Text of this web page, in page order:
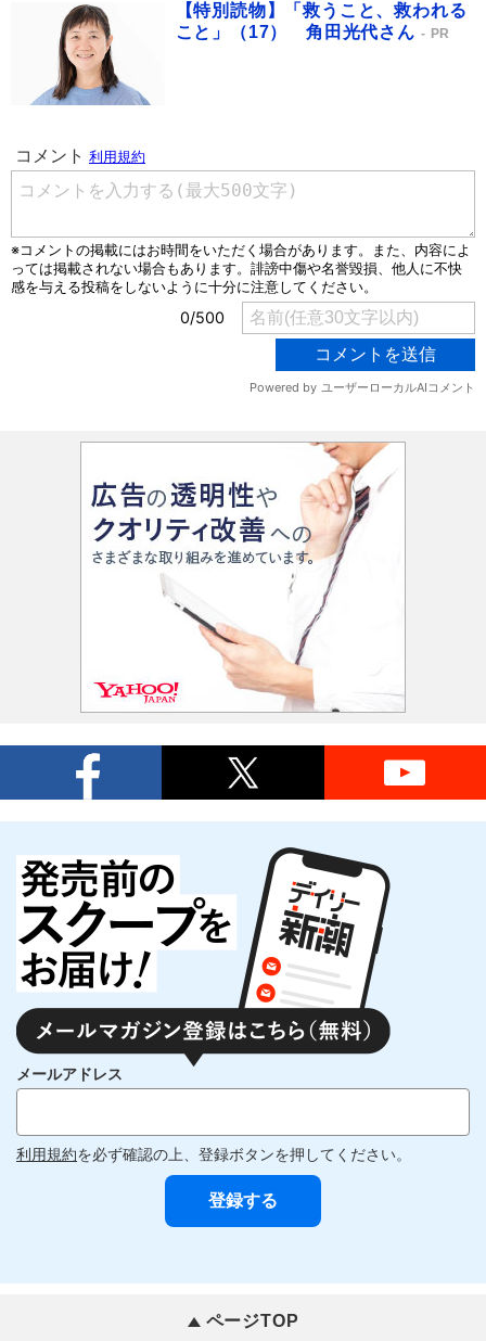
【特別読物】「救うこと、救われる
こと」（17） 角田光代さん
PR
メールアドレス
利用規約を必ず確認の上、登録ボタンを押してください。
ページTOP